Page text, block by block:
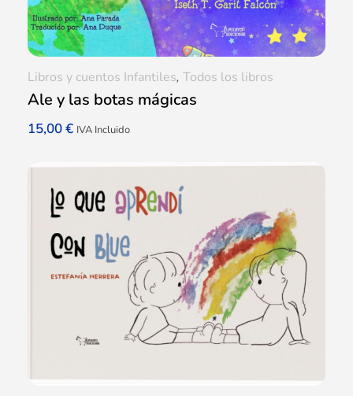
Ale y las botas mágicas
15,00€ IVA Incluido
Libros y cuentos Infantiles, Todos los libros